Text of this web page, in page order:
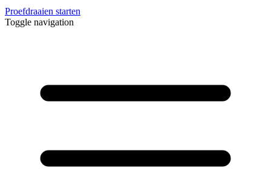
Proefdraaien starten
Toggle navigation